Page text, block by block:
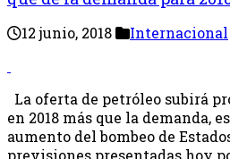
12 junio, 2018 Internacional
La oferta de petróleo subirá
en 2018 más que la demanda,
aumento del bombeo de
previsiones presentadas hoy